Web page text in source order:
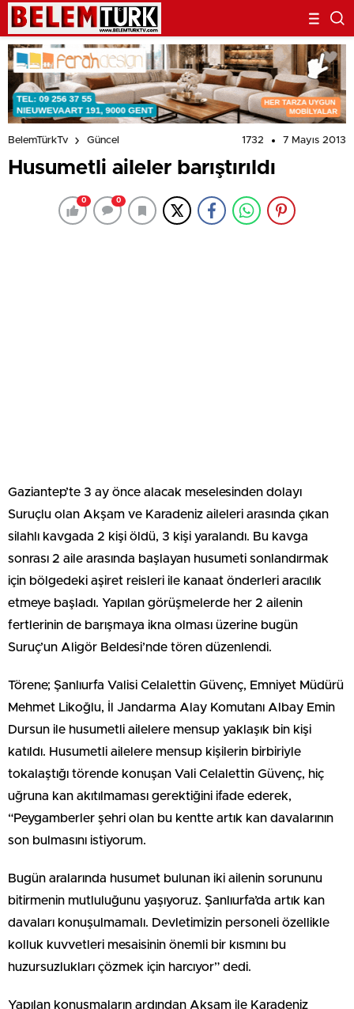
BelemTürkTv Güncel 1732 7 Mayıs 2013
Husumetli aileler barıştırıldı
0 0
Gaziantep’te 3 ay önce alacak meselesinden dolayı
Suruçlu olan Akşam ve Karadeniz aileleri arasında çıkan
silahlı kavgada 2 kişi öldü, 3 kişi yaralandı. Bu kavga
sonrası 2 aile arasında başlayan husumeti sonlandırmak
için bölgedeki aşiret reisleri ile kanaat önderleri aracılık
etmeye başladı. Yapılan görüşmelerde her 2 ailenin
fertlerinin de barışmaya ikna olması üzerine bugün
Suruç’un Aligör Beldesi’nde tören düzenlendi.
Törene; Şanlıurfa Valisi Celalettin Güvenç, Emniyet Müdürü
Mehmet Likoğlu, İl Jandarma Alay Komutanı Albay Emin
Dursun ile husumetli ailelere mensup yaklaşık bin kişi
katıldı. Husumetli ailelere mensup kişilerin birbiriyle
tokalaştığı törende konuşan Vali Celalettin Güvenç, hiç
uğruna kan akıtılmaması gerektiğini ifade ederek,
“Peygamberler şehri olan bu kentte artık kan davalarının
son bulmasını istiyorum.
Bugün aralarında husumet bulunan iki ailenin sorununu
bitirmenin mutluluğunu yaşıyoruz. Şanlıurfa’da artık kan
davaları konuşulmamalı. Devletimizin personeli özellikle
kolluk kuvvetleri mesaisinin önemli bir kısmını bu
huzursuzlukları çözmek için harcıyor” dedi.
Yapılan konuşmaların ardından Akşam ile Karadeniz